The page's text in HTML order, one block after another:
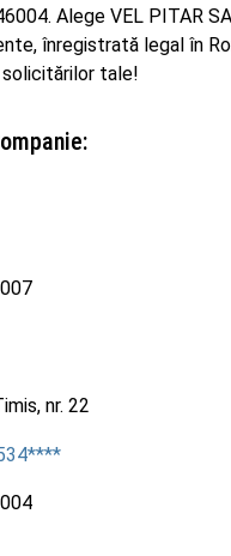
Alege VEL PITAR
înregistrată legal în
solicitărilor tale!
nr. 22